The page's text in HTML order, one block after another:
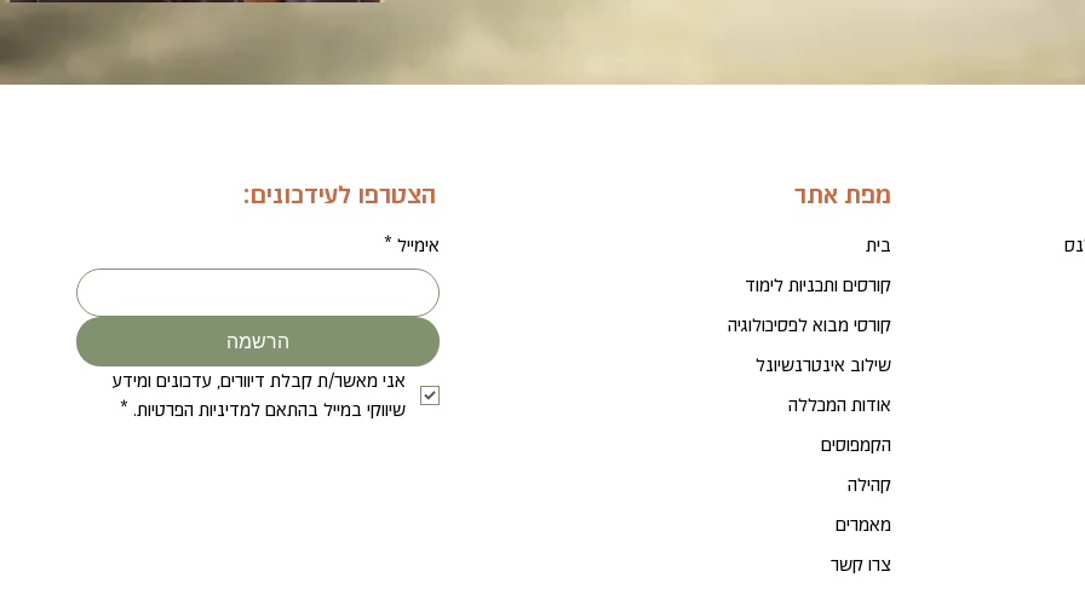
הצטרפו לעידכונים:
אימייל *
הרשמה
אני מאשר/ת קבלת דיוורים, עדכונים ומידע
שיווקי במייל בהתאם למדיניות הפרטיות. *
מפת אתר
בית
קורסים ותכניות לימוד
קורסי מבוא לפסיכולוגיה
שילוב אינטרנשיונל
אודות המכללה
הקמפוסים
קהילה
מאמרים
צרו קשר